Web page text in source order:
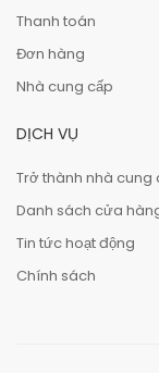
Thanh toán
Đơn hàng
Nhà cung cấp
DỊCH VỤ
Trở thành nhà cung
Danh sách cửa
Tin tức hoạt động
Chính sách